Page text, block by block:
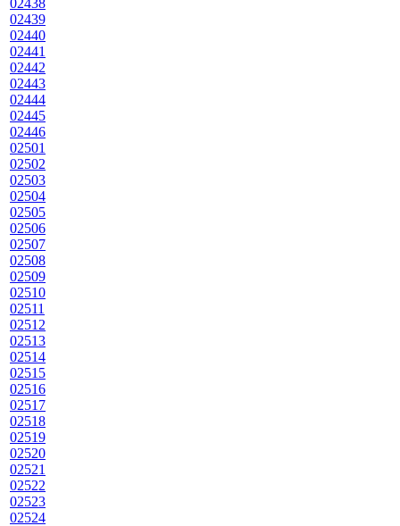
02438
02439
02440
02441
02442
02443
02444
02445
02446
02501
02502
02503
02504
02505
02506
02507
02508
02509
02510
02511
02512
02513
02514
02515
02516
02517
02518
02519
02520
02521
02522
02523
02524